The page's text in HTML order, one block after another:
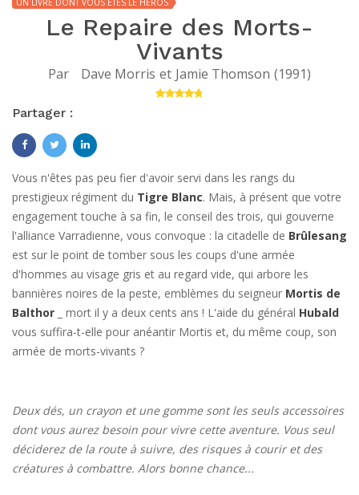
UN LIVRE DONT VOUS ÊTES LE HÉROS
Le Repaire des Morts-
Vivants
Par Dave Morris et Jamie Thomson (1991)
Partager :
Vous n'êtes pas peu fier d'avoir servi dans les rangs du
prestigieux régiment du Tigre Blanc. Mais, à présent que votre
engagement touche à sa fin, le conseil des trois, qui gouverne
l'alliance Varradienne, vous convoque : la citadelle de Brûlesang
est sur le point de tomber sous les coups d'une armée
d'hommes au visage gris et au regard vide, qui arbore les
bannières noires de la peste, emblèmes du seigneur Mortis de
Balthor _ mort il y a deux cents ans ! L'aide du général Hubald
vous suffira-t-elle pour anéantir Mortis et, du même coup, son
armée de morts-vivants ?
Deux dés, un crayon et une gomme sont les seuls accessoires
dont vous aurez besoin pour vivre cette aventure. Vous seul
déciderez de la route à suivre, des risques à courir et des
créatures à combattre. Alors bonne chance...